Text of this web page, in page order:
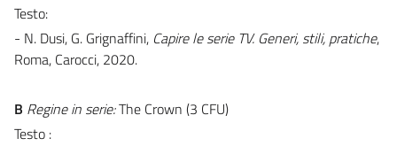
Testo:
- N. Dusi, G. Grignaffini, Capire le serie TV. Generi, stili, pratiche,
Roma, Carocci, 2020.
B Regine in serie:The Crown (3 CFU)
Testo :